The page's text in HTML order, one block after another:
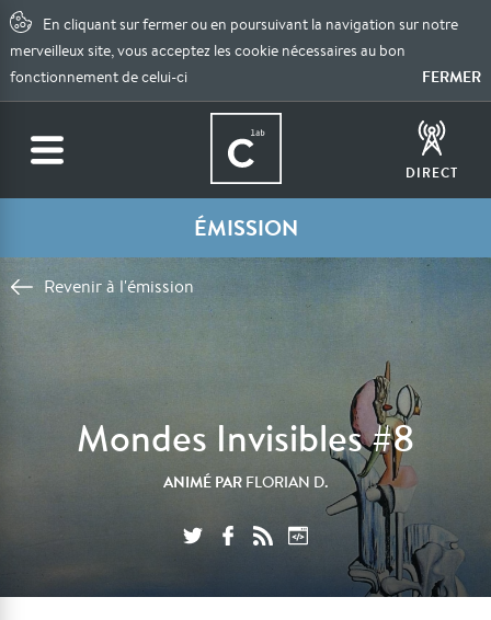
En cliquant sur fermer ou en poursuivant la navigation sur notre
merveilleux site, vous acceptez les cookie nécessaires au bon
fonctionnement de celui-ci
FERMER
DIRECT
ÉMISSION
Revenir à l'émission
Mondes Invisibles #8
ANIMÉ PAR FLORIAN D.